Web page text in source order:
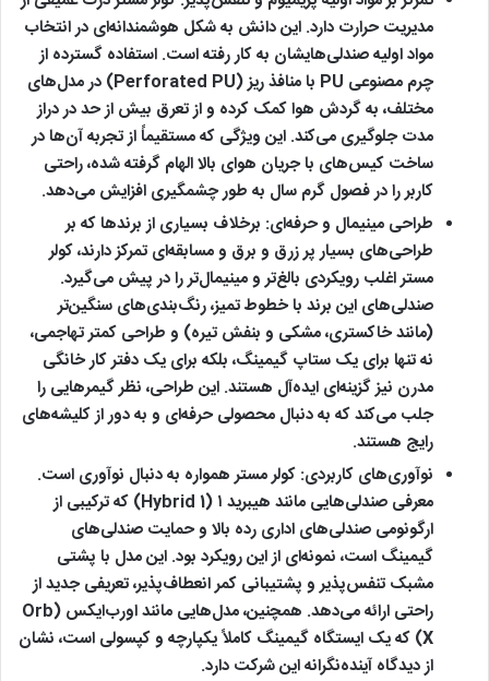
مدیریت حرارت دارد. این دانش به شکل هوشمندانه‌ای در انتخاب
مواد اولیه صندلی‌هایشان به کار رفته است. استفاده گسترده از
چرم مصنوعی PU با منافذ ریز (Perforated PU) در مدل‌های
مختلف، به گردش هوا کمک کرده و از تعرق بیش از حد در دراز
مدت جلوگیری می‌کند. این ویژگی که مستقیماً از تجربه آن‌ها در
ساخت کیس‌های با جریان هوای بالا الهام گرفته شده، راحتی
کاربر را در فصول گرم سال به طور چشمگیری افزایش می‌دهد.
طراحی مینیمال و حرفه‌ای: برخلاف بسیاری از برندها که بر
طراحی‌های بسیار پر زرق و برق و مسابقه‌ای تمرکز دارند، کولر
مستر اغلب رویکردی بالغ‌تر و مینیمال‌تر را در پیش می‌گیرد.
صندلی‌های این برند با خطوط تمیز، رنگ‌بندی‌های سنگین‌تر
(مانند خاکستری، مشکی و بنفش تیره) و طراحی کمتر تهاجمی،
نه تنها برای یک ستاپ گیمینگ، بلکه برای یک دفتر کار خانگی
مدرن نیز گزینه‌ای ایده‌آل هستند. این طراحی، نظر گیمرهایی را
جلب می‌کند که به دنبال محصولی حرفه‌ای و به دور از کلیشه‌های
رایج هستند.
نوآوری‌های کاربردی: کولر مستر همواره به دنبال نوآوری است.
معرفی صندلی‌هایی مانند هیبرید ۱ (Hybrid 1) که ترکیبی از
ارگونومی صندلی‌های اداری رده بالا و حمایت صندلی‌های
گیمینگ است، نمونه‌ای از این رویکرد بود. این مدل با پشتی
مشبک تنفس‌پذیر و پشتیبانی کمر انعطاف‌پذیر، تعریفی جدید از
راحتی ارائه می‌دهد. همچنین، مدل‌هایی مانند اورب‌ایکس (Orb
X) که یک ایستگاه گیمینگ کاملاً یکپارچه و کپسولی است، نشان
از دیدگاه آینده‌نگرانه این شرکت دارد.